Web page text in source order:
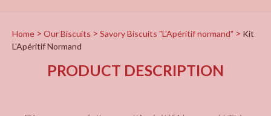
Home Our Biscuits Savory Biscuits "L'Apéritif normand"
Kit
L'Apéritif Normand
PRODUCT DESCRIPTION